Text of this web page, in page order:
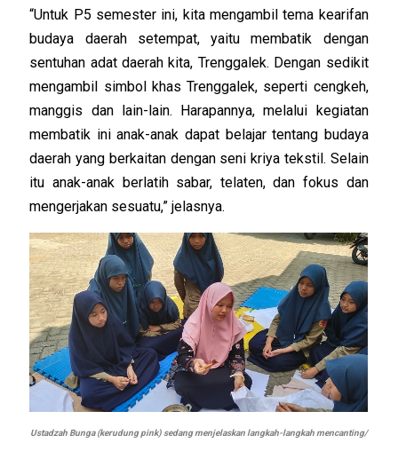
“Untuk P5 semester ini, kita mengambil tema kearifan
budaya daerah setempat, yaitu membatik dengan
sentuhan adat daerah kita, Trenggalek. Dengan sedikit
mengambil simbol khas Trenggalek, seperti cengkeh,
manggis dan lain-lain. Harapannya, melalui kegiatan
membatik ini anak-anak dapat belajar tentang budaya
daerah yang berkaitan dengan seni kriya tekstil. Selain
itu anak-anak berlatih sabar, telaten, dan fokus dan
mengerjakan sesuatu,” jelasnya.
Ustadzah Bunga (kerudung pink) sedang menjelaskan langkah-langkah mencanting/